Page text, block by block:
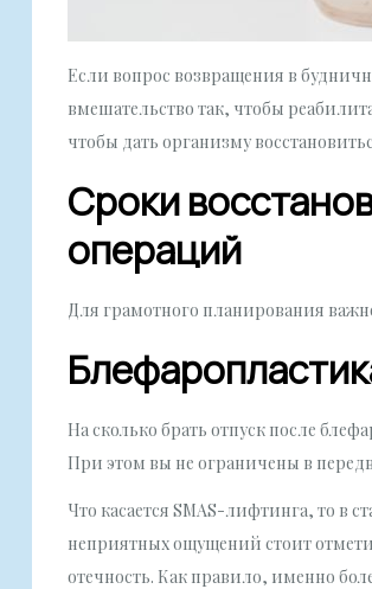
Если вопрос возвращения в
вмешательство так, чтобы
чтобы дать организму
Сроки
операций
Для грамотного планирования
На сколько брать отпуск после
При этом вы не ограничены в
Что касается SMAS-лифтинга, то в
неприятных ощущений стоит
отечность. Как правило, именно